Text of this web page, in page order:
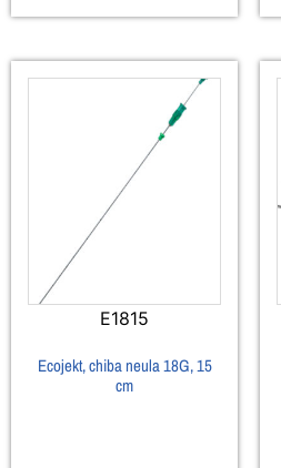
E1815
Ecojekt, chiba neula 18G, 15
cm